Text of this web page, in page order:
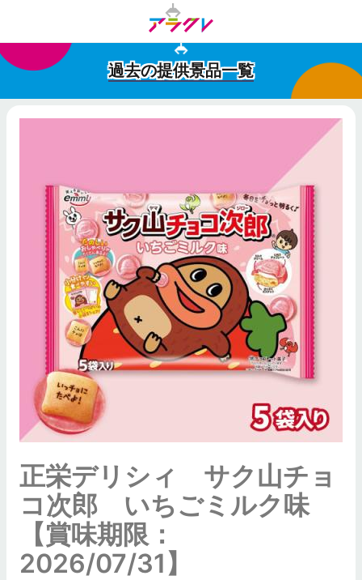
過去の提供景品一覧
正栄デリシィ サク山チョ
コ次郎 いちごミルク味
【賞味期限：
2026/07/31】